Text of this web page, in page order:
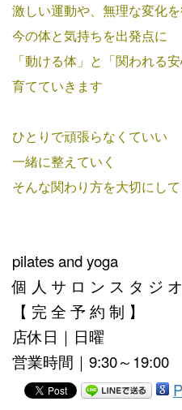
激しい運動や、無理な変化
今の体と気持ちを出発点に
「動ける体」と「関われる
育てていきます
ひとりで頑張らなくていい
一緒に整えていく
そんな関わり方を大切にして
pilates and yoga
個 人 サ ロ ン ス タ ジ オ
【 完 全 予 約 制 】
店休日｜日曜
営業時間｜9:30～19:00